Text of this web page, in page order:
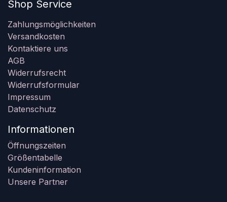
Shop Service
Zahlungsmöglichkeiten
Versandkosten
Kontaktiere uns
AGB
Widerrufsrecht
Widerrufsformular
Impressum
Datenschutz
Informationen
Öffnungszeiten
Größentabelle
Kundeninformation
Unsere Partner